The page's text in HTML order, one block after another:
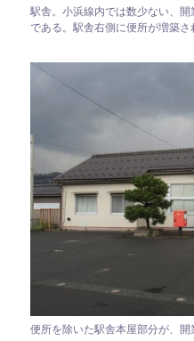
駅舎。小浜線内では数少ない、
である。駅舎右側に便所が増築さ
便所を除いた駅舎本屋部分が、開